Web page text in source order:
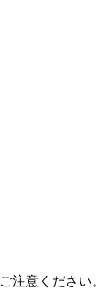
注意ください。